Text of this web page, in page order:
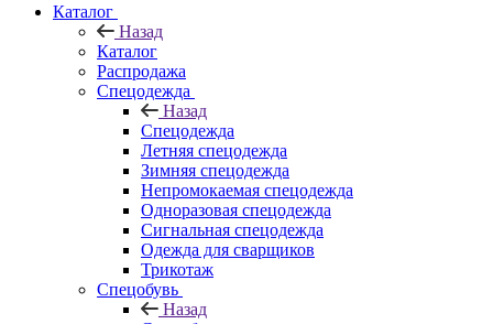
Каталог
Назад
Каталог
Распродажа
Спецодежда
Назад
Спецодежда
Летняя спецодежда
Зимняя спецодежда
Непромокаемая спецодежда
Одноразовая спецодежда
Сигнальная спецодежда
Одежда для сварщиков
Трикотаж
Спецобувь
Назад